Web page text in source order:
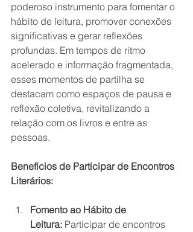
poderoso instrumento para fomentar o
hábito de leitura, promover conexões
significativas e gerar reflexões
profundas. Em tempos de ritmo
acelerado e informação fragmentada,
esses momentos de partilha se
destacam como espaços de pausa e
reflexão coletiva, revitalizando a
relação com os livros e entre as
pessoas.
Benefícios de Participar de Encontros
Literários:
Fomento ao Hábito de
Leitura: Participar de encontros